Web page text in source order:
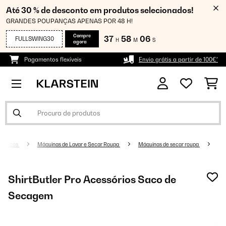
Até 30 % de desconto em produtos selecionados!
GRANDES POUPANÇAS APENAS POR 48 H!
FULLSWING30
Compre
agora
37 H 58 M 05 S
Pagamentos flexíveis Envio grátis a partir de 100€*
Máquinas de Lavar e Secar Roupa Máquinas de secar roupa
ShirtButler Pro Acessórios Saco de
Secagem